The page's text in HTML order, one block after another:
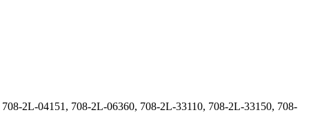
2L-04151, 708-2L-06360, 708-2L-33110, 708-2L-33150, 708-